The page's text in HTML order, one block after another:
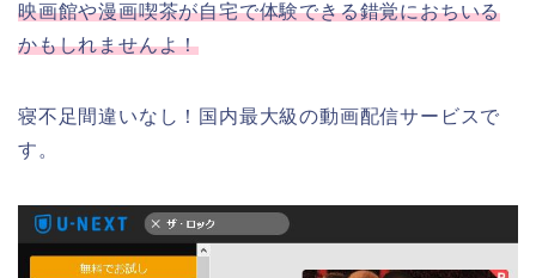
映画館や漫画喫茶が自宅で体験できる錯覚におちいる
かもしれませんよ！
寝不足間違いなし！国内最大級の動画配信サービスで
す。